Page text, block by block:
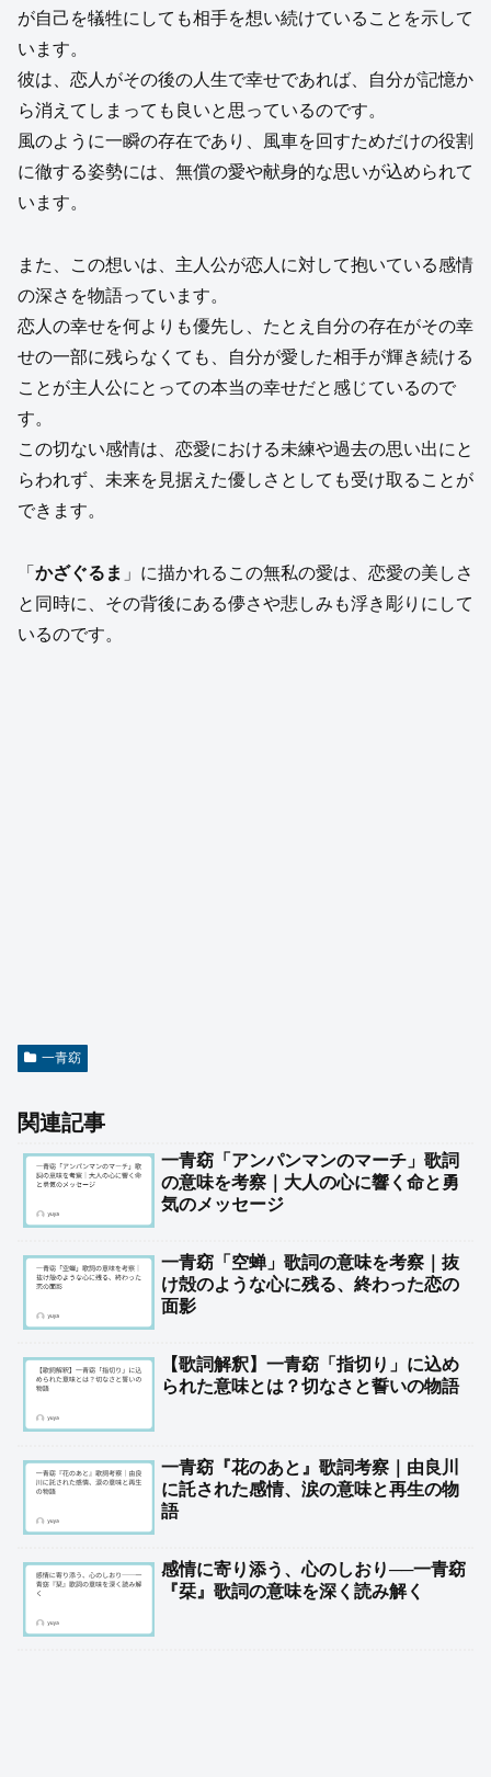
が自己を犠牲にしても相手を想い続けていることを示して
います。
彼は、恋人がその後の人生で幸せであれば、自分が記憶か
ら消えてしまっても良いと思っているのです。
風のように一瞬の存在であり、風車を回すためだけの役割
に徹する姿勢には、無償の愛や献身的な思いが込められて
います。
また、この想いは、主人公が恋人に対して抱いている感情
の深さを物語っています。
恋人の幸せを何よりも優先し、たとえ自分の存在がその幸
せの一部に残らなくても、自分が愛した相手が輝き続ける
ことが主人公にとっての本当の幸せだと感じているので
す。
この切ない感情は、恋愛における未練や過去の思い出にと
らわれず、未来を見据えた優しさとしても受け取ることが
できます。
「 かざぐるま 」に描かれるこの無私の愛は、恋愛の美しさ
と同時に、その背後にある儚さや悲しみも浮き彫りにして
いるのです。
一青窈
関連記事
一青窈「アンパンマンのマーチ」歌詞
の意味を考察｜大人の心に響く命と勇
気のメッセージ
一青窈「空蝉」歌詞の意味を考察｜抜
け殻のような心に残る、終わった恋の
面影
【歌詞解釈】一青窈「指切り」に込め
られた意味とは？切なさと誓いの物語
一青窈『花のあと』歌詞考察｜由良川
に託された感情、涙の意味と再生の物
語
感情に寄り添う、心のしおり──一青窈
『栞』歌詞の意味を深く読み解く